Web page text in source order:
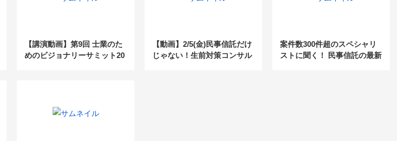
【講演動画】第9回 士業のた
めのビジョナリーサミット20
【動画】2/5(金)民事信託だけ
じゃない！生前対策コンサル
案件数300件超のスペシャリ
ストに聞く！ 民事信託の最新